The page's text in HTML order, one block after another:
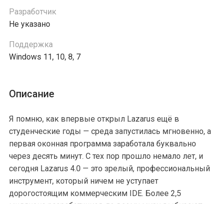
Разработчик
Не указано
Поддержка
Windows 11, 10, 8, 7
Описание
Я помню, как впервые открыл Lazarus ещё в
студенческие годы — среда запустилась мгновенно, а
первая оконная программа заработала буквально
через десять минут. С тех пор прошло немало лет, и
сегодня Lazarus 4.0 — это зрелый, профессиональный
инструмент, который ничем не уступает
дорогостоящим коммерческим IDE. Более 2,5